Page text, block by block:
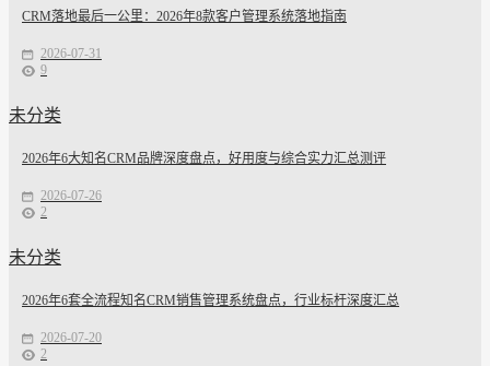
CRM落地最后一公里：2026年8款客户管理系统落地指南
2026-07-31
9
未分类
2026年6大知名CRM品牌深度盘点，好用度与综合实力汇总测评
2026-07-26
2
未分类
2026年6套全流程知名CRM销售管理系统盘点，行业标杆深度汇总
2026-07-20
2